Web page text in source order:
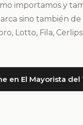
importamos y
sino también de
Lotto, Fila,
en El Mayorista del